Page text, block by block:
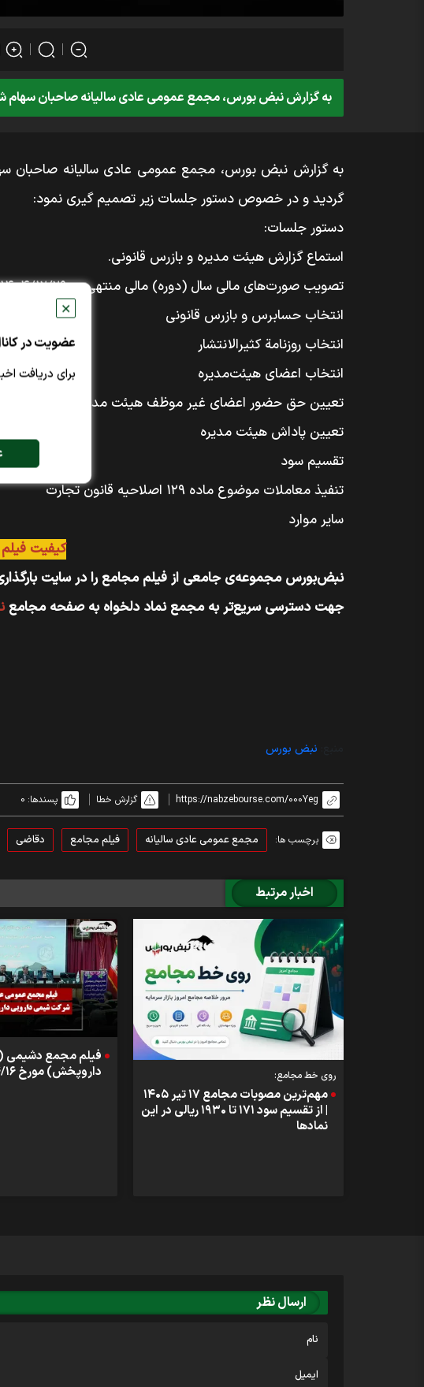
✕
عضویت در
برای دریافت
به گزارش نبض بورس، مجمع عمومی عادی سالیانه صاحبان سهام شرکت
گردید و در خصوص دستور جلسات زیر تصمیم گیری نمود:
دستور جلسات:
استماع گزارش هیئت مدیره و بازرس قانونی.
تصویب صورت‌های مالی سال (دوره) مالی منتهی به ۱۴۰۴/۱۲/۲۹
انتخاب حسابرس و بازرس قانونی
انتخاب روزنامة کثیر‌الانتشار
انتخاب اعضای هیئت‌مدیره
تعیین حق حضور اعضای غیر موظف هیئت مدیره
تعیین پاداش هیئت مدیره
تقسیم سود
تنفیذ معاملات موضوع ماده ۱۲۹ اصلاحیه قانون تجارت
سایر موارد
کیفیت
نبض‌بورس مجموعه‌ی جامعی از فیلم مجامع را در سایت
جهت دسترسی سریع‌تر به مجمع نماد دلخواه به صفحه مجامع
نبض بورس
https://nabzebourse.com/000Yeg گزارش خطا پسندها: 0
برچسب ها: مجمع عمومی عادی سالیانه فیلم مجامع دقاضی
اخبار مرتبط
روی خط مجامع:
مهم‌ترین مصوبات مجامع ۱۷ تیر ۱۴۰۵
| از تقسیم سود ۱۷۱ تا ۱۹۳۰ ریالی در این
نماد‌ها
فیلم مجمع دشیمی
داروپخش) مورخ ۱۴۰۵/۰۴/۱۶
ارسال نظر